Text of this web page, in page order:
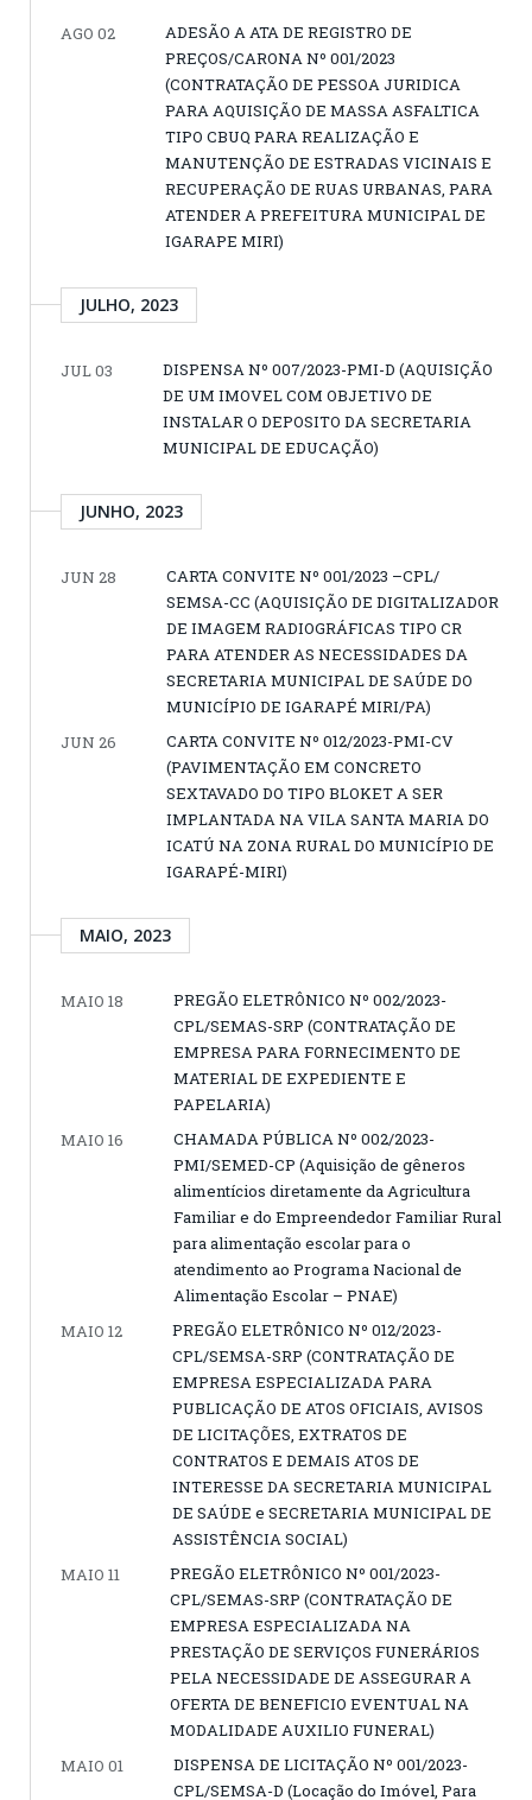
AGO 02
ADESÃO A ATA DE REGISTRO DE
PREÇOS/CARONA Nº 001/2023
(CONTRATAÇÃO DE PESSOA JURIDICA
PARA AQUISIÇÃO DE MASSA ASFALTICA
TIPO CBUQ PARA REALIZAÇÃO E
MANUTENÇÃO DE ESTRADAS VICINAIS E
RECUPERAÇÃO DE RUAS URBANAS, PARA
ATENDER A PREFEITURA MUNICIPAL DE
IGARAPE MIRI)
JULHO, 2023
JUL 03
DISPENSA Nº 007/2023-PMI-D (AQUISIÇÃO
DE UM IMOVEL COM OBJETIVO DE
INSTALAR O DEPOSITO DA SECRETARIA
MUNICIPAL DE EDUCAÇÃO)
JUNHO, 2023
JUN 28
CARTA CONVITE Nº 001/2023 –CPL/
SEMSA-CC (AQUISIÇÃO DE DIGITALIZADOR
DE IMAGEM RADIOGRÁFICAS TIPO CR
PARA ATENDER AS NECESSIDADES DA
SECRETARIA MUNICIPAL DE SAÚDE DO
MUNICÍPIO DE IGARAPÉ MIRI/PA)
JUN 26
CARTA CONVITE Nº 012/2023-PMI-CV
(PAVIMENTAÇÃO EM CONCRETO
SEXTAVADO DO TIPO BLOKET A SER
IMPLANTADA NA VILA SANTA MARIA DO
ICATÚ NA ZONA RURAL DO MUNICÍPIO DE
IGARAPÉ-MIRI)
MAIO, 2023
MAIO 18
PREGÃO ELETRÔNICO Nº 002/2023-
CPL/SEMAS-SRP (CONTRATAÇÃO DE
EMPRESA PARA FORNECIMENTO DE
MATERIAL DE EXPEDIENTE E
PAPELARIA)
MAIO 16
CHAMADA PÚBLICA Nº 002/2023-
PMI/SEMED-CP (Aquisição de gêneros
alimentícios diretamente da Agricultura
Familiar e do Empreendedor Familiar Rural
para alimentação escolar para o
atendimento ao Programa Nacional de
Alimentação Escolar – PNAE)
MAIO 12
PREGÃO ELETRÔNICO Nº 012/2023-
CPL/SEMSA-SRP (CONTRATAÇÃO DE
EMPRESA ESPECIALIZADA PARA
PUBLICAÇÃO DE ATOS OFICIAIS, AVISOS
DE LICITAÇÕES, EXTRATOS DE
CONTRATOS E DEMAIS ATOS DE
INTERESSE DA SECRETARIA MUNICIPAL
DE SAÚDE e SECRETARIA MUNICIPAL DE
ASSISTÊNCIA SOCIAL)
MAIO 11
PREGÃO ELETRÔNICO Nº 001/2023-
CPL/SEMAS-SRP (CONTRATAÇÃO DE
EMPRESA ESPECIALIZADA NA
PRESTAÇÃO DE SERVIÇOS FUNERÁRIOS
PELA NECESSIDADE DE ASSEGURAR A
OFERTA DE BENEFICIO EVENTUAL NA
MODALIDADE AUXILIO FUNERAL)
MAIO 01
DISPENSA DE LICITAÇÃO Nº 001/2023-
CPL/SEMSA-D (Locação do Imóvel, Para